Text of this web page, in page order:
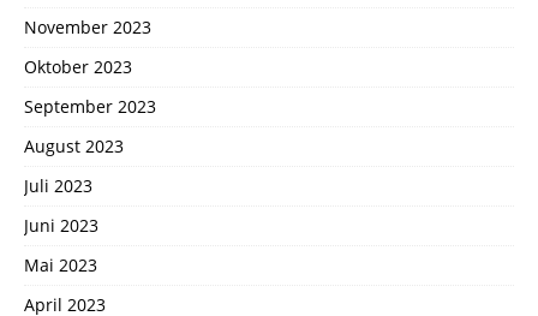
November 2023
Oktober 2023
September 2023
August 2023
Juli 2023
Juni 2023
Mai 2023
April 2023